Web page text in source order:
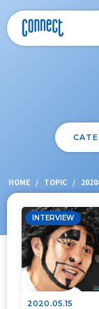
HOME / TOPIC /
INTERVIEW
2020.05.15